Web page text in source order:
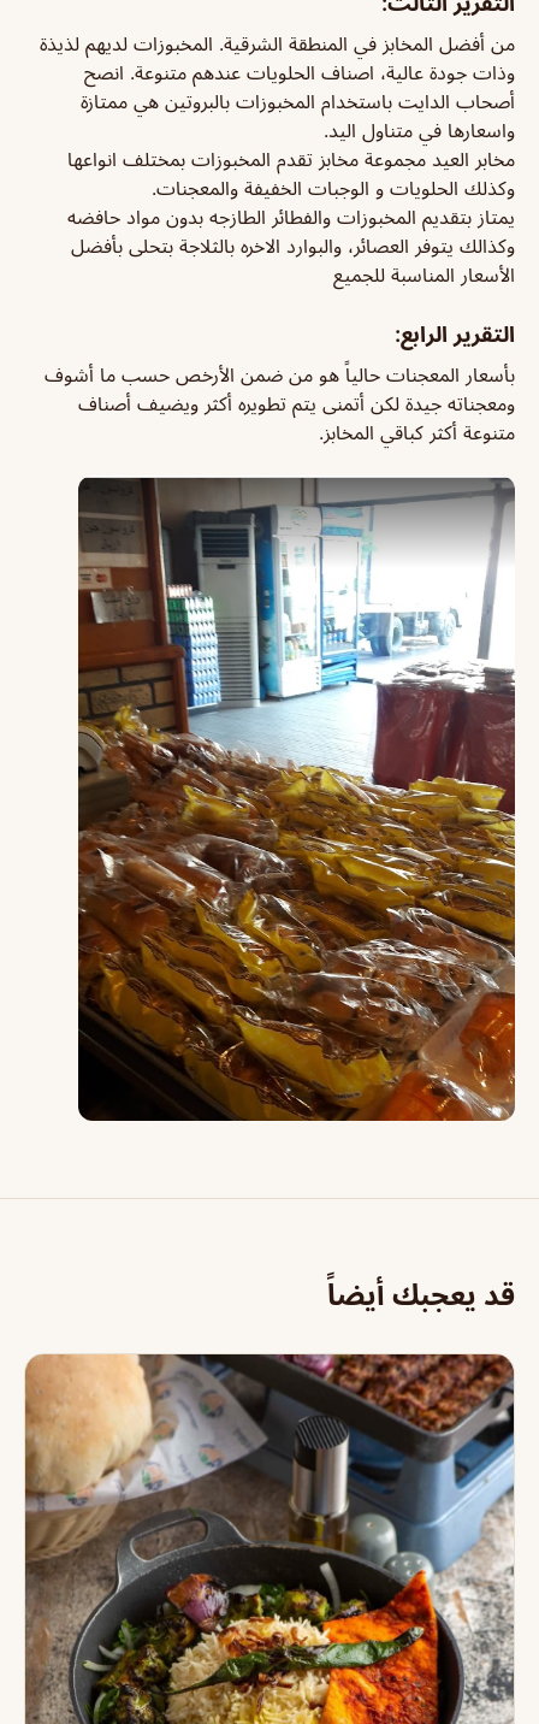
من أفضل المخابز في المنطقة الشرقية. المخبوزات لديهم لذيذة
وذات جودة عالية، اصناف الحلويات عندهم متنوعة. انصح
أصحاب الدايت باستخدام المخبوزات بالبروتين هي ممتازة
واسعارها في متناول اليد.
مخابر العيد مجموعة مخابز تقدم المخبوزات بمختلف انواعها
وكذلك الحلويات و الوجبات الخفيفة والمعجنات.
يمتاز بتقديم المخبوزات والفطائر الطازجه بدون مواد حافضه
وكذالك يتوفر العصائر، والبوارد الاخره بالثلاجة بتحلى بأفضل
الأسعار المناسبة للجميع
التقرير الرابع:
بأسعار المعجنات حالياً هو من ضمن الأرخص حسب ما أشوف
ومعجناته جيدة لكن أتمنى يتم تطويره أكثر ويضيف أصناف
متنوعة أكثر كباقي المخابز.
قد يعجبك أيضاً